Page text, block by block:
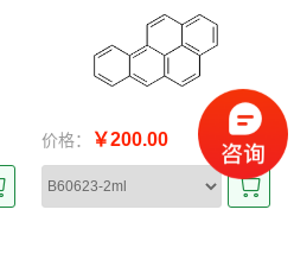
价格： ￥200.00